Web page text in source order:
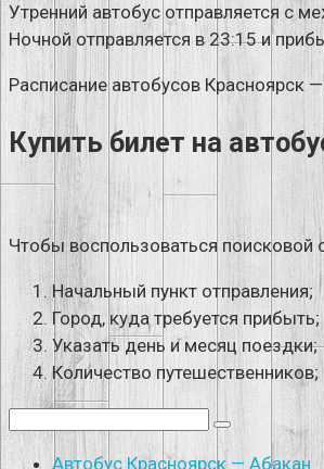
Утренний автобус отправляется с
Ночной отправляется в 23:15 и
Расписание автобусов Красноярск
Купить билет на
Чтобы воспользоваться поисковой
Начальный пункт отправления;
Город, куда требуется прибыть;
Указать день и месяц поездки;
Количество путешественников;
Поиск:
Автобус Красноярск — Абакан